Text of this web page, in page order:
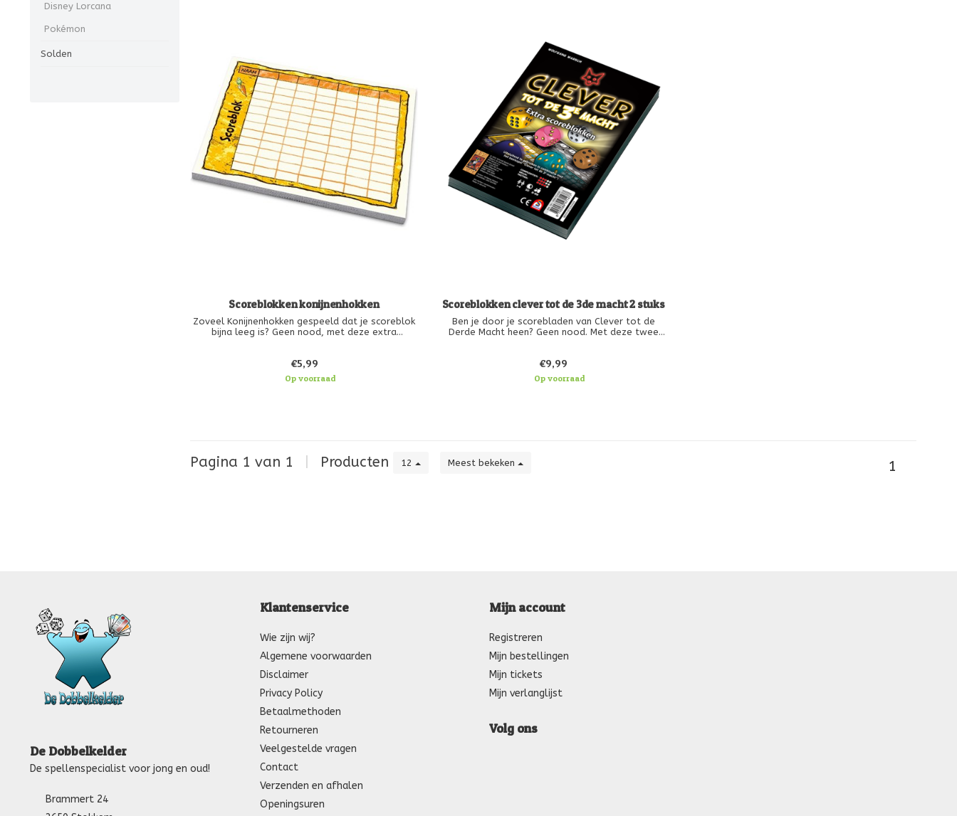
Disney Lorcana
Pokémon
Solden
Scoreblokken konijnenhokken
Zoveel Konijnenhokken gespeeld dat je scoreblok
bijna leeg is? Geen nood, met deze extra
€5,99
Op voorraad
Scoreblokken clever tot de 3de macht 2 stuks
Ben je door je scorebladen van Clever tot de
Derde Macht heen? Geen nood. Met deze twee
€9,99
Op voorraad
Pagina 1 van 1 Producten 12 Meest bekeken 1
De Dobbelkelder
De spellenspecialist voor jong en oud!
Brammert 24
Klantenservice
Wie zijn wij?
Algemene voorwaarden
Disclaimer
Privacy Policy
Betaalmethoden
Retourneren
Veelgestelde vragen
Contact
Verzenden en afhalen
Openingsuren
Mijn account
Registreren
Mijn bestellingen
Mijn tickets
Mijn verlanglijst
Volg ons